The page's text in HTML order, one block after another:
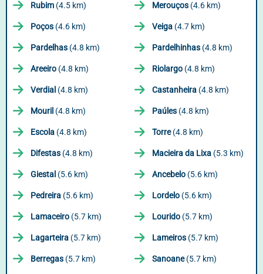
Rubim (4.5 km) Merouços (4.6 km)
Poços (4.6 km) Veiga (4.7 km)
Pardelhas (4.8 km) Pardelhinhas (4.8 km)
Areeiro (4.8 km) Riolargo (4.8 km)
Verdial (4.8 km) Castanheira (4.8 km)
Mouril (4.8 km) Paúles (4.8 km)
Escola (4.8 km) Torre(4.8 km)
Difestas (4.8 km) Macieira da Lixa (5.3 km)
Giestal (5.6 km) Ancebelo (5.6 km)
Pedreira (5.6 km) Lordelo (5.6 km)
Lamaceiro (5.7 km) Lourido (5.7 km)
Lagarteira (5.7 km) Lameiros (5.7 km)
Berregas (5.7 km) Sanoane(5.7 km)